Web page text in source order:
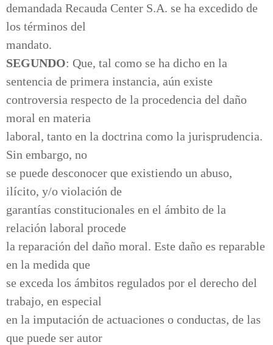
demandada Recauda Center S.A. se ha excedido de
los términos del
mandato.
SEGUNDO: Que, tal como se ha dicho en la
sentencia de primera instancia, aún existe
controversia respecto de la procedencia del daño
moral en materia
laboral, tanto en la doctrina como la jurisprudencia.
Sin embargo, no
se puede desconocer que existiendo un abuso,
ilícito, y/o violación de
garantías constitucionales en el ámbito de la
relación laboral procede
la reparación del daño moral. Este daño es reparable
en la medida que
se exceda los ámbitos regulados por el derecho del
trabajo, en especial
en la imputación de actuaciones o conductas, de las
que puede ser autor